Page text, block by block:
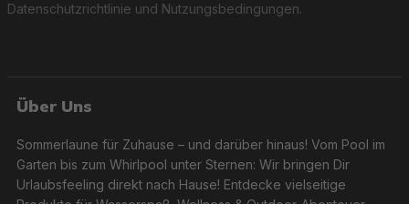
Datenschutzrichtlinie und Nutzungsbedingungen.
Über Uns
Sommerlaune für Zuhause – und darüber hinaus! Vom Pool im
Garten bis zum Whirlpool unter Sternen: Wir bringen Dir
Urlaubsfeeling direkt nach Hause! Entdecke vielseitige